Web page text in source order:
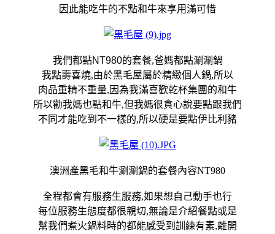
因此能吃牛的不點和牛來享用滿可惜
我們都點NT980的套餐,爸媽都點涮涮鍋
我點壽喜燒,由於黑毛屋屬於精緻個人鍋,所以
肉品重精不重量,因為我滿喜歡乾杯集團的和牛
所以勸我媽也點和牛,但我媽很貪心說要點跟我們
不同才能吃到不一樣的,所以硬是要點伊比利豬
澳洲產黑毛和牛涮涮鍋的套餐內容NT980
全程都會有服務生服務,如果想自己動手也行
每位服務生態度都很親切,無論是介紹餐點或是
幫我們煮火鍋料時的都能感受到訓練有素,離開